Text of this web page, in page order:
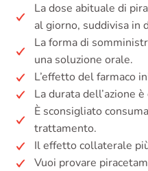
La dose abituale di
al giorno, suddivisa in
La forma di
una soluzione orale.
L’effetto del farmaco
La durata dell’azione
È sconsigliato
trattamento.
Il effetto collaterale
Vuoi provare